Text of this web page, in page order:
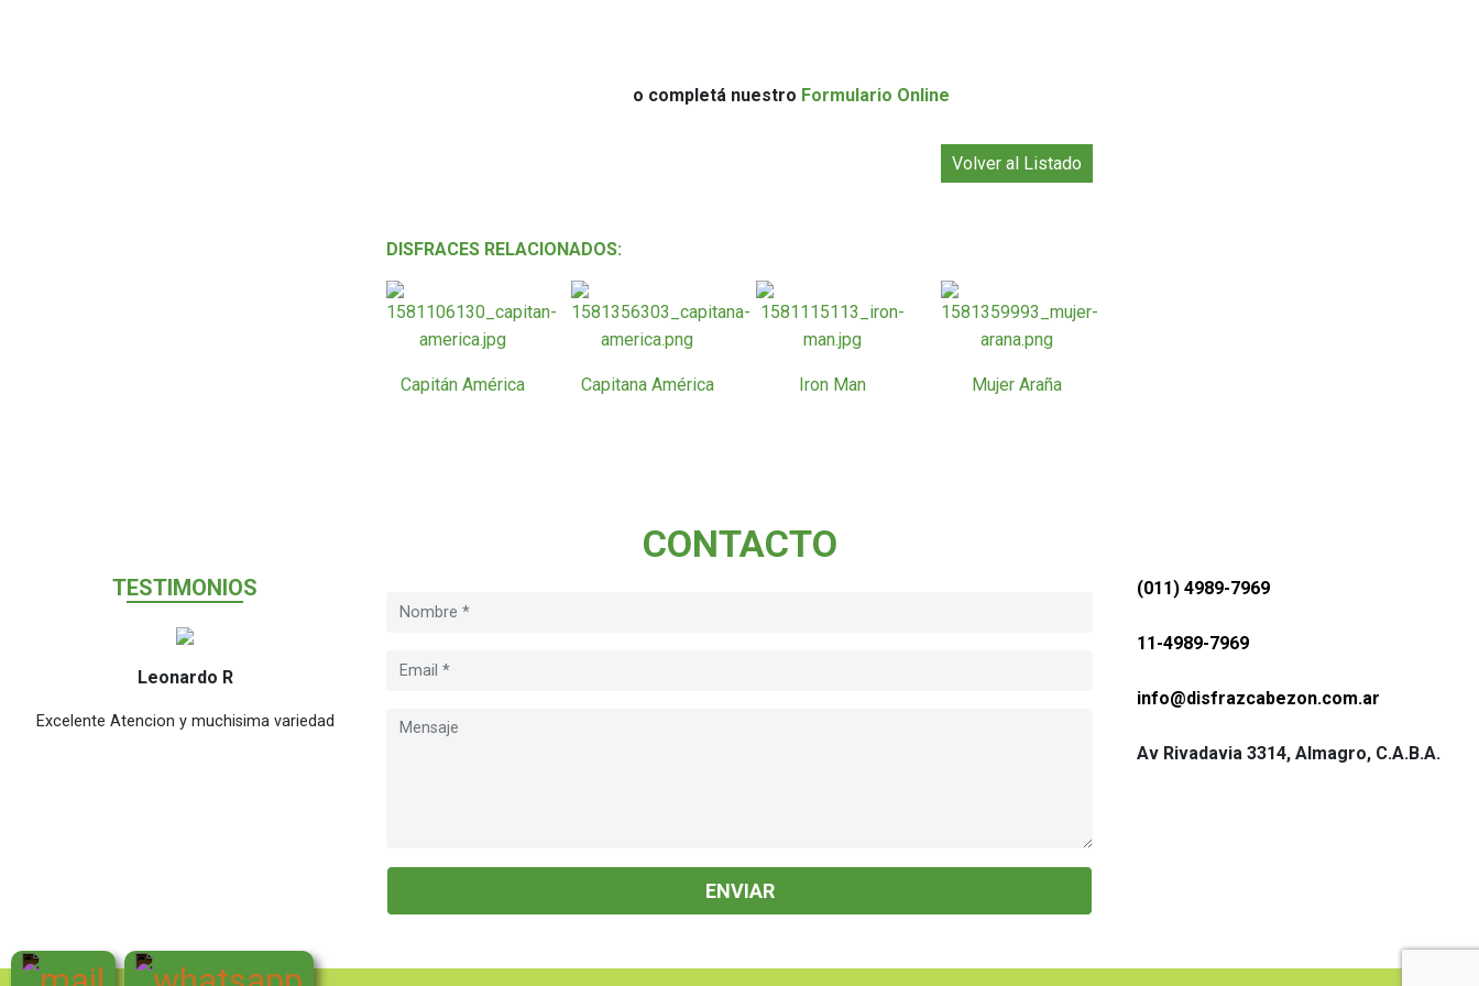
o completá nuestro Formulario Online
Volver al Listado
DISFRACES RELACIONADOS:
Capitán América Capitana América Iron Man Mujer Araña
CONTACTO
TESTIMONIOS
Leonardo R
Excelente Atencion y muchisima variedad
Excelente en tiempo y forma, el disfraz tal
cual el
ENVIAR
(011) 4989-7969
11-4989-7969
info@disfrazcabezon.com.ar
Av Rivadavia 3314, Almagro, C.A.B.A.